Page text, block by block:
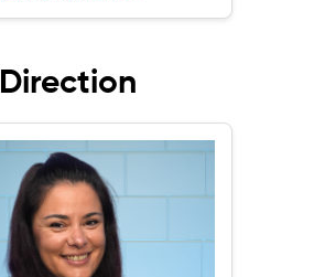
Direction